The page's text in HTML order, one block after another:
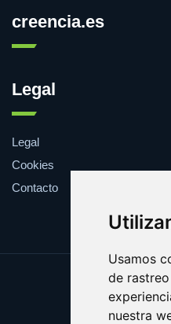
Usamos
de
nuestra
creencia.es
Legal
Legal
Cookies
Contacto
Update
Copyright ©